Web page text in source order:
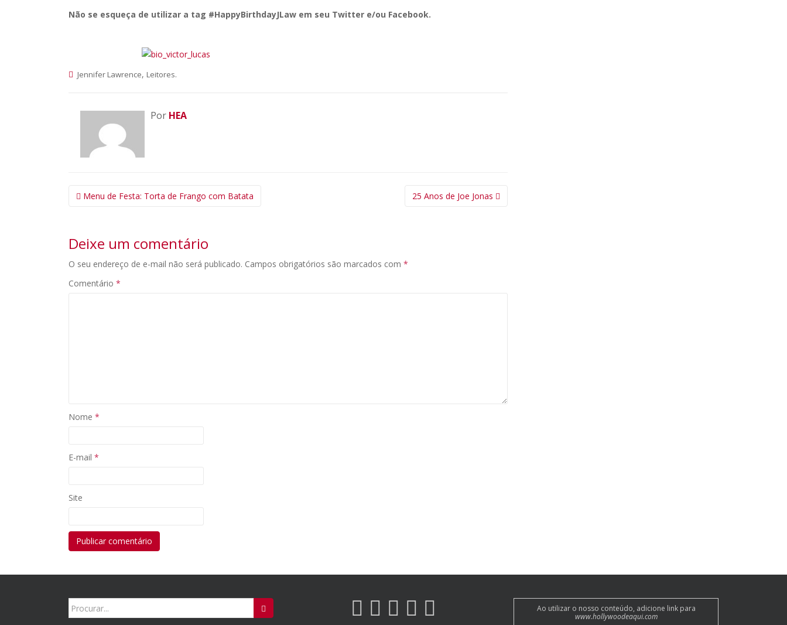
Não se esqueça de utilizar a tag #HappyBirthdayJLaw em seu Twitter e/ou Facebook.
Jennifer Lawrence, Leitores.
Por HEA
Navegação
Menu de Festa: Torta de Frango com Batata 25 Anos de Joe Jonas
Deixe um comentário
O seu endereço de e-mail não será publicado. Campos obrigatórios são marcados com *
Comentário *
Nome *
E-mail *
Site
for:
Ao utilizar o nosso conteúdo, adicione link para
www.hollywoodeaqui.com